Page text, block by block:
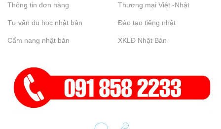
Thông tin đơn hàng Thương mại Việt -Nhật
Tư vấn du học nhật bản Đào tạo tiếng nhật
Cẩm nang nhật bản XKLĐ Nhật Bản